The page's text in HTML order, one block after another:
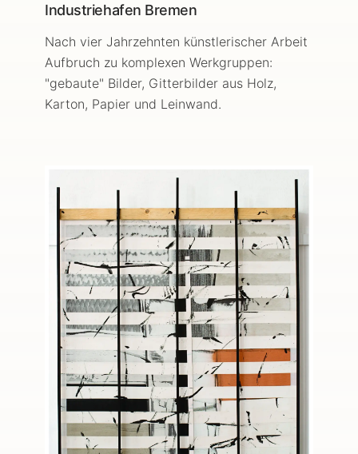
Industriehafen Bremen
Nach vier Jahrzehnten künstlerischer Arbeit
Aufbruch zu komplexen Werkgruppen:
"gebaute" Bilder, Gitterbilder aus Holz,
Karton, Papier und Leinwand.